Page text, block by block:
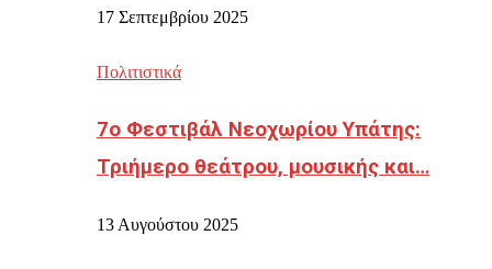
17 Σεπτεμβρίου 2025
Πολιτιστικά
7ο Φεστιβάλ Νεοχωρίου Υπάτης:
Τριήμερο θεάτρου, μουσικής και…
13 Αυγούστου 2025